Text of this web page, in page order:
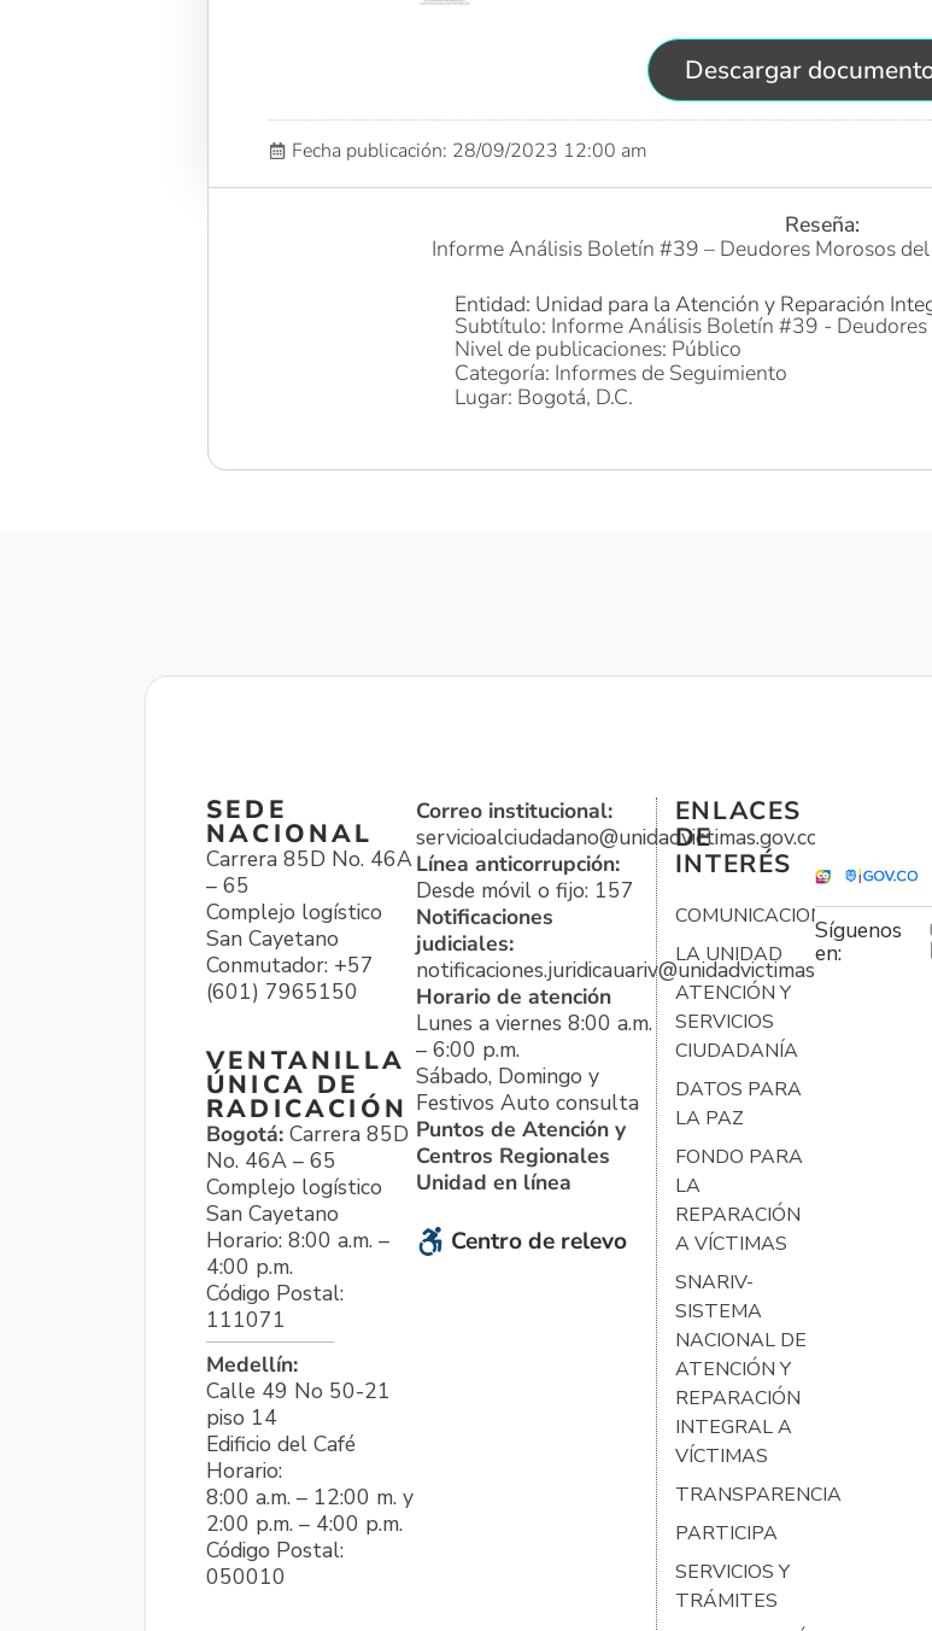
Descargar
Fecha publicación: 28/09/2023 12:00 am
Reseña:
Informe Análisis Boletín #39 – Deudores Morosos
Entidad: Unidad para la Atención y Reparación
Subtítulo: Informe Análisis Boletín #39 -
Nivel de publicaciones: Público
Categoría: Informes de Seguimiento
Lugar: Bogotá, D.C.
SEDE
NACIONAL
Carrera 85D No. 46A
– 65
Complejo logístico
San Cayetano
Conmutador: +57
(601) 7965150
VENTANILLA
ÚNICA DE
RADICACIÓN
Bogotá: Carrera 85D
No. 46A – 65
Complejo logístico
San Cayetano
Horario: 8:00 a.m. –
4:00 p.m.
Código Postal:
111071
Medellín:
Calle 49 No 50-21
piso 14
Edificio del Café
Horario:
8:00 a.m. – 12:00 m. y
2:00 p.m. – 4:00 p.m.
Código Postal:
050010
Correo institucional:
servicioalciudadano@unidadvictimas.gov.co
Línea anticorrupción:
Desde móvil o fijo: 157
Notificaciones
judiciales:
notificaciones.juridicauariv@unidadvictimas.gov.co
Horario de atención
Lunes a viernes 8:00 a.m.
– 6:00 p.m.
Sábado, Domingo y
Festivos Auto consulta
Puntos de Atención y
Centros Regionales
Unidad en línea
Centro de relevo
ENLACES
DE
INTERÉS
COMUNICACIONES
LA UNIDAD
ATENCIÓN Y
SERVICIOS
CIUDADANÍA
DATOS PARA
LA PAZ
FONDO PARA
LA
REPARACIÓN
A VÍCTIMAS
SNARIV-
SISTEMA
NACIONAL DE
ATENCIÓN Y
REPARACIÓN
INTEGRAL A
VÍCTIMAS
TRANSPARENCIA
PARTICIPA
SERVICIOS Y
TRÁMITES
Síguenos
en: